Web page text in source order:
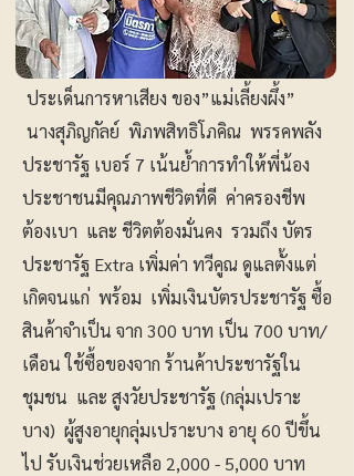
ประเด็นการหาเสียง ของ”แม่เลี้ยงผึ้ง”
นางสุภิญกัลย์ พิภพสิทธิโภคิณ พรรคพลัง
ประชารัฐ เบอร์ 7 เน้นย้ำการทำให้พี่น้อง
ประชาชนมีคุณภาพชีวิตที่ดี ค่าครองชีพ
ต้องเบา และ ชีวิตต้องมั่นคง รวมถึง บัตร
ประชารัฐ Extra เพิ่มค่า ทวีคูณ ดูแลตั้งแต่
เกิดจนแก่ พร้อม เพิ่มเงินบัตรประชารัฐ ซื้อ
สินค้าจำเป็น จาก 300 บาท เป็น 700 บาท/
เดือน ใช้ซื้อของจาก ร้านค้าประชารัฐใน
ชุมชน และ สูงวัยประชารัฐ (กลุ่มเปราะ
บาง) ผู้สูงอายุกลุ่มเปราะบาง อายุ 60 ปีขึ้น
ไป รับเงินช่วยเหลือ 2,000 - 5,000 บาท